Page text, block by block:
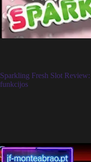
Sparkling Fresh Slot
funkcijos